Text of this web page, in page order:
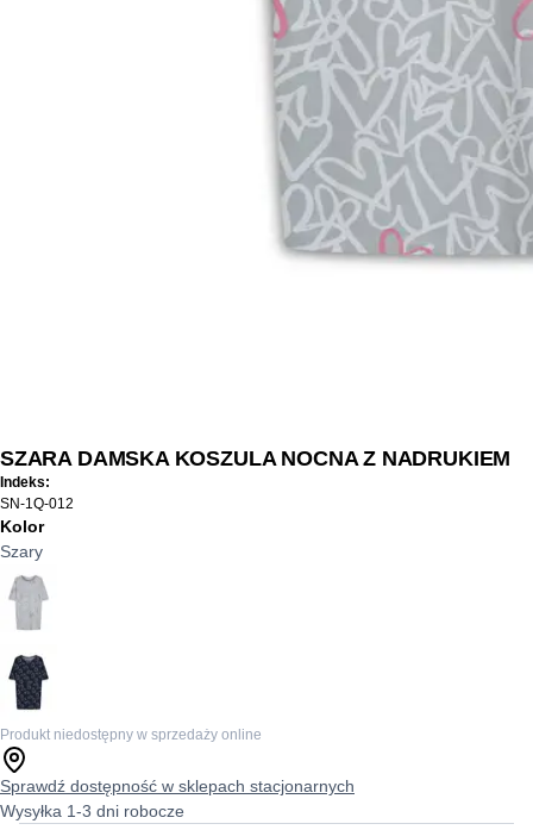
SZARA DAMSKA KOSZULA NOCNA Z NADRUKIEM
Indeks:
SN-1Q-012
Kolor
Szary
Produkt niedostępny w sprzedaży online
Sprawdź dostępność w sklepach stacjonarnych
Wysyłka 1-3 dni robocze